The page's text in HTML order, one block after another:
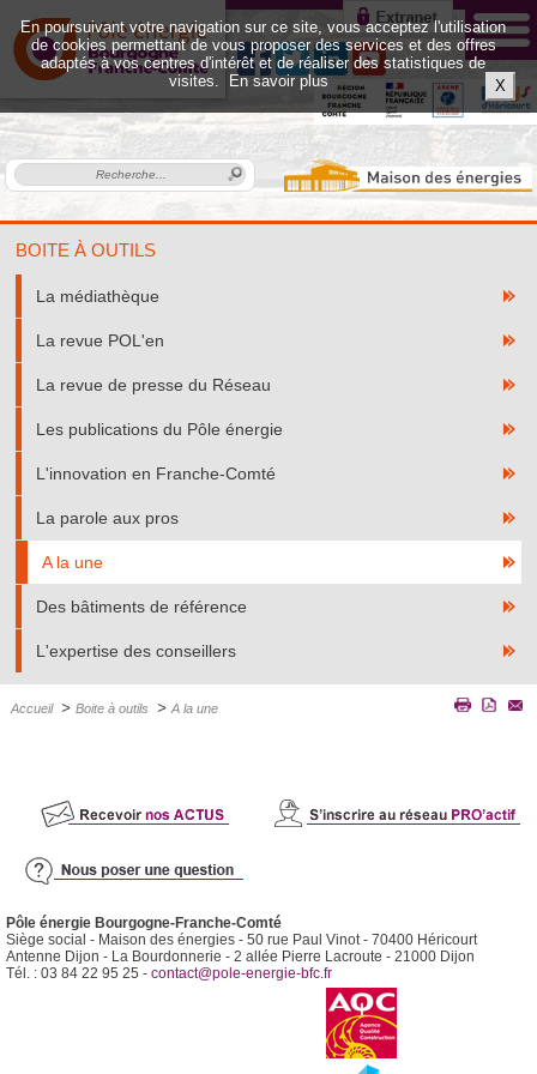
BOITE À OUTILS
La médiathèque
La revue POL'en
La revue de presse du Réseau
Les publications du Pôle énergie
L'innovation en Franche-Comté
La parole aux pros
A la une
Des bâtiments de référence
L'expertise des conseillers
Accueil > Boite à outils >A la une
Pôle énergie Bourgogne-Franche-Comté
Siège social - Maison des énergies - 50 rue Paul Vinot - 70400 Héricourt
Antenne Dijon - La Bourdonnerie - 2 allée Pierre Lacroute - 21000 Dijon
Tél. : 03 84 22 95 25 - contact@pole-energie-bfc.fr
En poursuivant votre navigation sur ce site, vous acceptez l'utilisation
de cookies permettant de vous proposer des services et des offres
adaptés à vos centres d'intérêt et de réaliser des statistiques de
visites.
En savoir plus X